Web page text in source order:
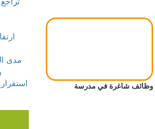
وظائف شاغرة في مدرسة